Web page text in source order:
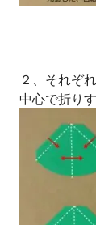
２、それぞ
中心で折り